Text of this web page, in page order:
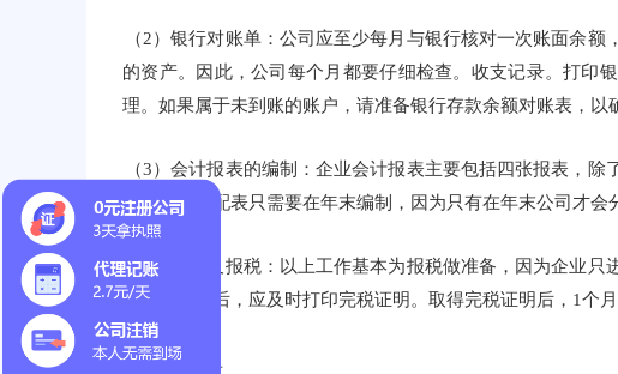
（2）银行对账单：公司应至少每月与银行核对一次账面余
的资产。因此，公司每个月都要仔细检查。收支记录。打印
理。如果属于未到账的账户，请准备银行存款余额对账表，以
（3）会计报表的编制：企业会计报表主要包括四张报表，
表。利润分配表只需要在年末编制，因为只有在年末公司才会
（4）计税及报税：以上工作基本为报税做准备，因为企业
税申报成功后，应及时打印完税证明。取得完税证明后，1个月
(5) 填写订单